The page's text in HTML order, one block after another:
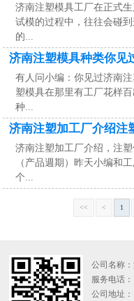
济南注塑模具工厂在正式
试模的过程中，往往会碰
的...
济南注塑模具种类你见
有人问小编：你见过济南
塑模具在那里有工厂花样
种...
济南注塑加工厂介绍注
济南注塑加工厂介绍，注
（产品週期）昨天小编和
个...
<< < 1
公司名称
服务电话：
公司地址